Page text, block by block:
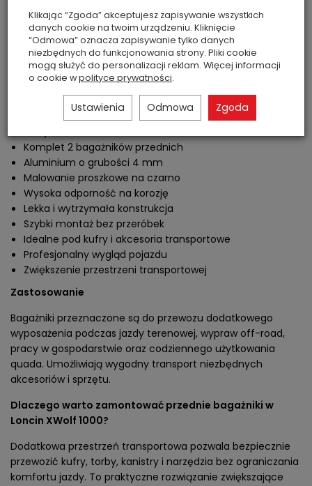
2 bagażniki przednie
Bagażniki doskonale sprawdzają się podczas przewozu
kufrów, toreb, kanistrów, narzędzi oraz innego wyposażenia
wykorzystywanego podczas jazdy terenowej i pracy
użytkowej.
Najważniejsze cechy:
Komplet 2 bagażników przednich
Aluminium o grubości 4 mm
Malowanie proszkowe na czarno
Wysoka odporność na korozję
Lekka i wytrzymała konstrukcja
Szybki montaż bez przeróbek
Idealne pod kufry i akcesoria transportowe
Profesjonalny wygląd pojazdu
Zwiększenie przestrzeni transportowej
Zastosowanie
Bagażniki przeznaczone są do przewozu dodatkowego
wyposażenia podczas jazdy terenowej, wypraw off-road,
pracy w gospodarstwie oraz codziennego użytkowania
quada. Umożliwiają wygodny transport niezbędnych
akcesoriów i sprzętu.
Dlaczego warto zamontować przednie bagażniki w
Loncin XWolf 1000?
Dodatkowa przestrzeń transportowa pozwala bezpiecznie
przewozić kufry, torby, kanistry i narzędzia bez ograniczania
komfortu jazdy. To praktyczne rozwiązanie zwiększające
Klikając “Zgoda” akceptujesz zapisywanie wszystkich
danych cookie na twoim urządzeniu. Kliknięcie
“Odmowa” oznacza zapisywanie tylko danych
niezbędnych do funkcjonowania strony. Pliki cookie
mogą służyć do personalizacji reklam. Więcej informacji
o cookie wpolityce prywatności.
Ustawienia Odmowa Zgoda